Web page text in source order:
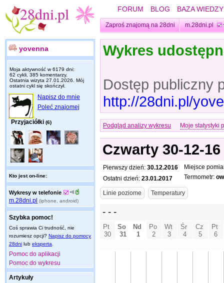
FORUM BLOG BAZA WIEDZY
Zaproś znajomą na 28dni m.28dni.pl
yovenna
Moja aktywność w 6179 dni:
62 cykli, 385 komentarzy.
Ostatnia wizyta 27.01.2026 . Mój
ostatni cykl się skończył.
Napisz do mnie
Poleć znajomej
Przyjaciółki (6)
Kto jest on-line:
Wykresy w telefonie
m.28dni.pl (iphone, android)
Szybka pomoc!
Coś sprawia Ci trudność, nie
rozumiesz opcji? Napisz do pomocy
28dni lub eksperta
Pomoc do aplikacji
Pomoc do wykresu
Artykuły
Wykres
Dostęp publiczny
http://28dni.pl/
Podgląd analizy wykresu Moje statystyki
Czwarty 30-12-16
Pierwszy dzień: 30.12.2016
Ostatni dzień: 23.01.2017
Miejsce
Termometr: